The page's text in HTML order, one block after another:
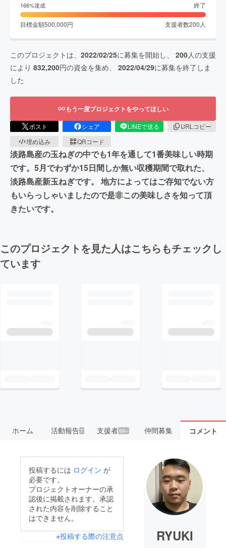
166%達成 終了
目標金額500,000円 支援者数200人
このプロジェクトは、 2022/02/25に募集を開始し、 200人の支援
により 832,200円の資金を集め、 2022/04/29に募集を終了しま
した
もう一度プロジェクトをやってほしい
ポスト シェア LINEで送る
URLコピー
埋め込み
QRコード
淡路島産の玉ねぎの中でも1年を通して1番美味しい時期
です。5月でわずか15日間しか無い収穫期間で取れた、
淡路島産新玉ねぎです。 地方によってはご存知でない方
もいらっしゃいましたので是非この美味しさを知って頂
きたいです。
このプロジェクトを見た人はこちらもチェックし
ています
ホーム 活動報告7 支援者99+ 仲間募集 コメント
投稿するには ログイン が
必要です。
プロジェクトオーナーの承
認後に掲載されます。承認
された内容を削除すること
はできません。
※投稿する際の注意点
RYUKI